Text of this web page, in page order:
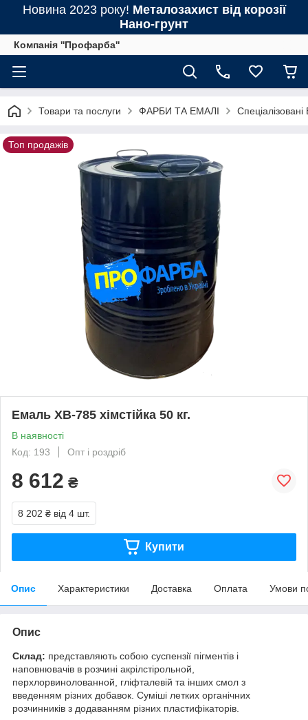
Новина 2023 року! Металозахист від корозії
Нано-грунт
Компанія ''Профарба''
Товари та послуги ФАРБИ ТА ЕМАЛІ Спеціалізовані
Топ продажів
Емаль ХВ-785 хімстійка 50 кг.
В наявності
Код: 193
Опт і роздріб
8 612 ₴
8 202 ₴ від 4 шт.
Купити
Опис Характеристики Доставка Оплата Умови
Опис
Склад: представляють собою суспензії пігментів і
наповнювачів в розчині акрілстірольной,
перхлорвинолованной, гліфталевій та інших смол з
введенням різних добавок. Суміші летких органічних
розчинників з додаванням різних пластифікаторів.